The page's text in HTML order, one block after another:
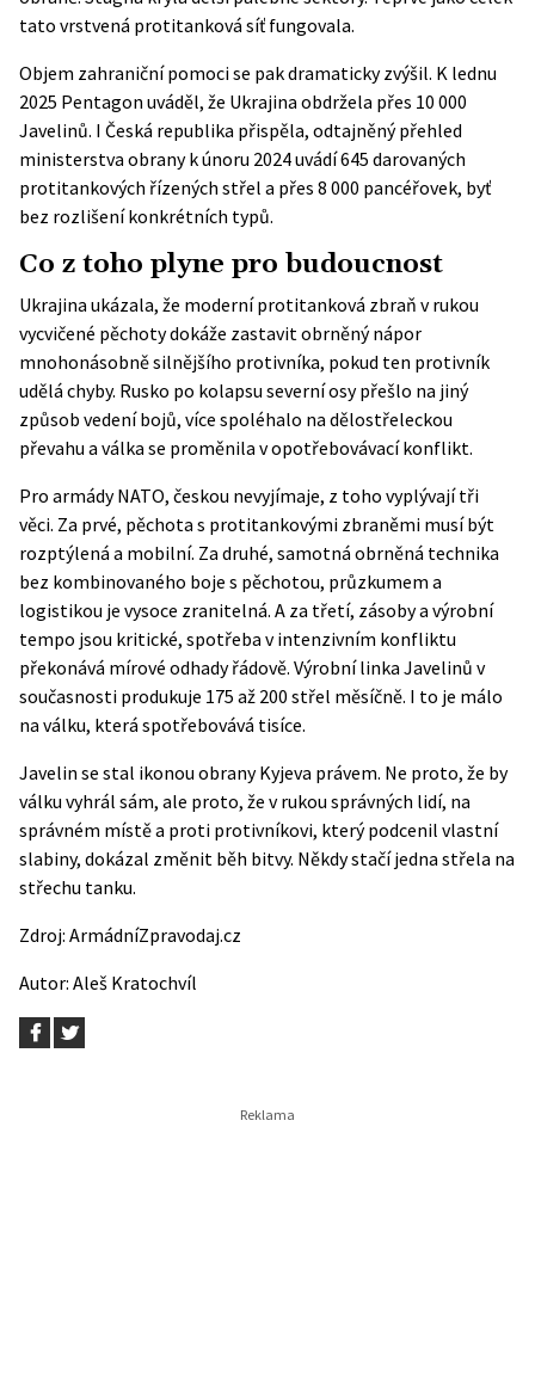
tato vrstvená protitanková síť fungovala.
Objem zahraniční pomoci se pak dramaticky zvýšil. K lednu
2025 Pentagon uváděl, že Ukrajina obdržela přes 10 000
Javelinů. I Česká republika přispěla, odtajněný přehled
ministerstva obrany k únoru 2024 uvádí 645 darovaných
protitankových řízených střel a přes 8 000 pancéřovek, byť
bez rozlišení konkrétních typů.
Co z toho plyne pro budoucnost
Ukrajina ukázala, že moderní protitanková zbraň v rukou
vycvičené pěchoty dokáže zastavit obrněný nápor
mnohonásobně silnějšího protivníka, pokud ten protivník
udělá chyby. Rusko po kolapsu severní osy přešlo na jiný
způsob vedení bojů, více spoléhalo na dělostřeleckou
převahu a válka se proměnila v opotřebovávací konflikt.
Pro armády NATO, českou nevyjímaje, z toho vyplývají tři
věci. Za prvé, pěchota s protitankovými zbraněmi musí být
rozptýlená a mobilní. Za druhé, samotná obrněná technika
bez kombinovaného boje s pěchotou, průzkumem a
logistikou je vysoce zranitelná. A za třetí, zásoby a výrobní
tempo jsou kritické, spotřeba v intenzivním konfliktu
překonává mírové odhady řádově. Výrobní linka Javelinů v
současnosti produkuje 175 až 200 střel měsíčně. I to je málo
na válku, která spotřebovává tisíce.
Javelin se stal ikonou obrany Kyjeva právem. Ne proto, že by
válku vyhrál sám, ale proto, že v rukou správných lidí, na
správném místě a proti protivníkovi, který podcenil vlastní
slabiny, dokázal změnit běh bitvy. Někdy stačí jedna střela na
střechu tanku.
Zdroj: ArmádníZpravodaj.cz
Autor: Aleš Kratochvíl